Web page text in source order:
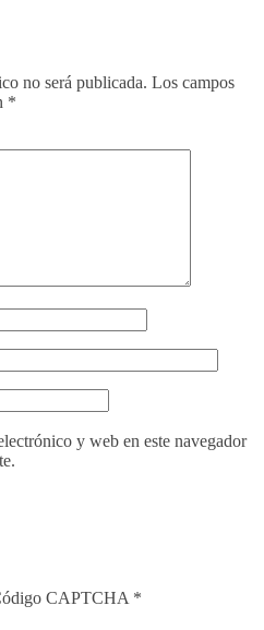
no será publicada. Los campos
*
y web en este navegador
CAPTCHA *